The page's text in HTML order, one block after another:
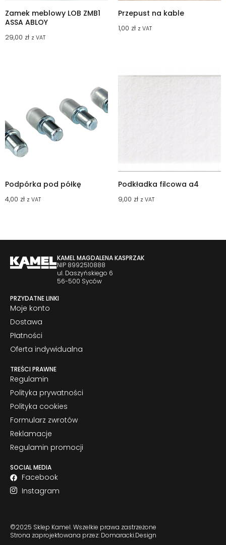
Zamek meblowy LOB ZMB1
ASSA ABLOY
29,00 zł z VAT
Przepust na kable
1,00 zł z VAT
Podpórka pod półkę
4,00 zł z VAT
Podkładka filcowa a4
9,00 zł z VAT
KAMEL MAGDALENA KASPRZAK
NIP 8992510888
ul. Daszyńskiego 6
56-500 Syców
PRZYDATNE LINKI
Moje konto
Dostawa
Płatności
Oferta indywidualna
TREŚCI PRAWNE
Regulamin
Polityka prywatności
Polityka cookies
Formularz zwrotów
Reklamacje
Regulamin promocji
SOCIAL MEDIA
Facebook
Instagram
©2025 Sklep Kamel. Wszelkie prawa zastrzeżone
Strona zaprojektowana przez: Domaracki.Design